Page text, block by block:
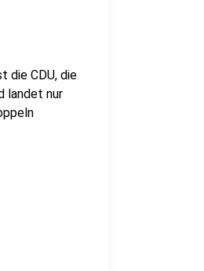
die CDU, die
landet nur